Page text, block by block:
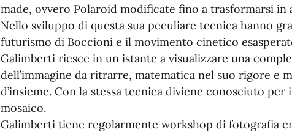
made, ovvero Polaroid modificate fino a trasformarsi in
Nello sviluppo di questa sua peculiare tecnica hanno
futurismo di Boccioni e il movimento cinetico
Galimberti riesce in un istante a visualizzare una
dell’immagine da ritrarre, matematica nel suo rigore e
d’insieme. Con la stessa tecnica diviene conosciuto
mosaico.
Galimberti tiene regolarmente workshop di fotografia